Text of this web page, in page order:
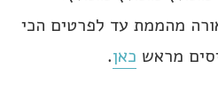
מהממת עד לפרטים הכי
מראש כאן.